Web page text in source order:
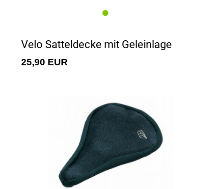
Velo Satteldecke mit Geleinlage
25,90 EUR